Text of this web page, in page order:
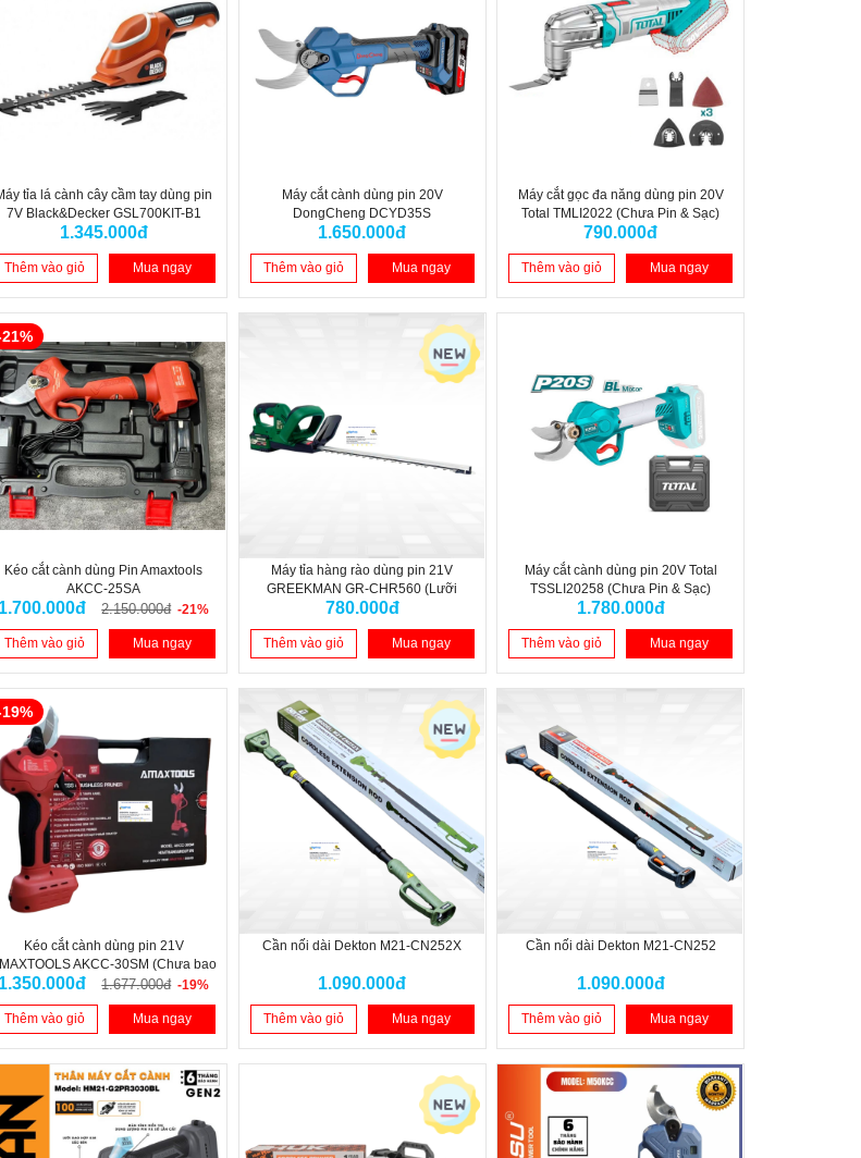
tỉa lá cành cây cầm tay dùng pin
7V Black&Decker GSL700KIT-B1
1.345.000đ
Thêm vào giỏ Mua ngay
Máy cắt cành dùng pin 20V
DongCheng DCYD35S
1.650.000đ
Thêm vào giỏ Mua ngay
Máy cắt gọc đa năng dùng pin 20V
Total TMLI2022 (Chưa Pin & Sạc)
790.000đ
Thêm vào giỏ Mua ngay
Kéo cắt cành dùng Pin Amaxtools
AKCC-25SA
1.700.000đ 2.150.000đ -21%
Thêm vào giỏ Mua ngay
Máy tỉa hàng rào dùng pin 21V
GREEKMAN GR-CHR560 (Lưỡi
510mm) - Thân máy
780.000đ
Thêm vào giỏ Mua ngay
Máy cắt cành dùng pin 20V Total
TSSLI20258 (Chưa Pin & Sạc)
1.780.000đ
Thêm vào giỏ Mua ngay
Kéo cắt cành dùng pin 21V
AKCC-30SM (Chưa bao
gồm pin, sạc)
1.350.000đ 1.677.000đ -19%
Thêm vào giỏ Mua ngay
Cần nối dài Dekton M21-CN252X
1.090.000đ
Thêm vào giỏ Mua ngay
Cần nối dài Dekton M21-CN252
1.090.000đ
Thêm vào giỏ Mua ngay